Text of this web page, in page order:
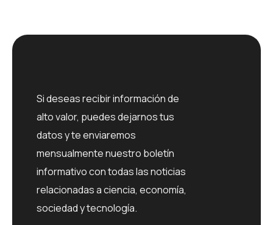
Si deseas recibir información de
alto valor, puedes dejarnos tus
datos y te enviaremos
mensualmente nuestro boletín
informativo con todas las noticias
relacionadas a ciencia, economía,
sociedad y tecnología.